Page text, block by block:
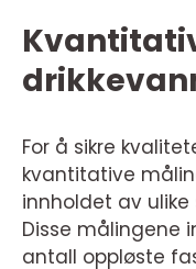
For å sikre
kvantitative
innholdet av
Disse målingene
antall oppløste